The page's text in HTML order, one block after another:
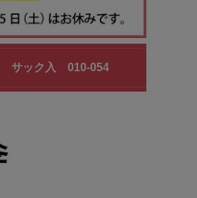
サック入 010-054